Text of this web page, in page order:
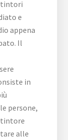
e
appena
Il
in
persone,
alle